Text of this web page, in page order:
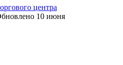
центра
10 июня